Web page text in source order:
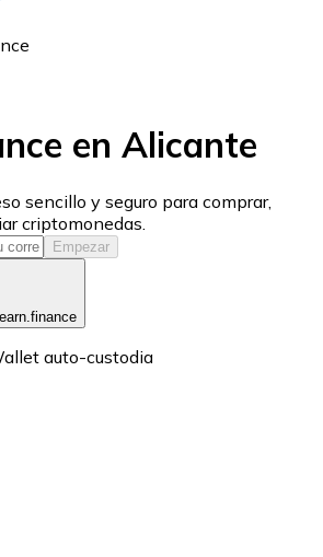
en Alicante
sencillo y seguro para comprar,
criptomonedas.
Empezar
auto-custodia